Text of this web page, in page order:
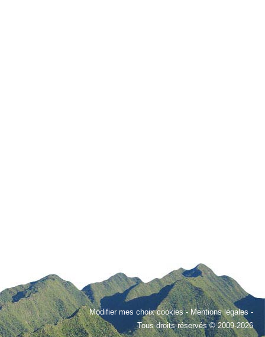
Modifier mes choix cookies-Mentions légales -
Tous droits réservés © 2009-2026